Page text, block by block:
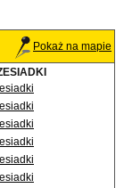
Pokaż na mapie